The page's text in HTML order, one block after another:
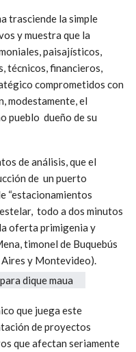
trasciende la simple
y muestra que la
paisajísticos,
técnicos, financieros,
comprometidos con
modestamente, el
pueblo dueño de su
de análisis, que el
de un puerto
“estacionamientos
todo a dos minutos
oferta primigenia y
timonel de Buquebús
y Montevideo).
que juega este
de proyectos
que afectan seriamente